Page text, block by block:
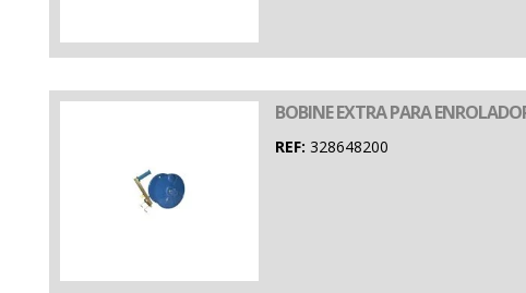
BOBINE EXTRA PARA
REF: 328648200